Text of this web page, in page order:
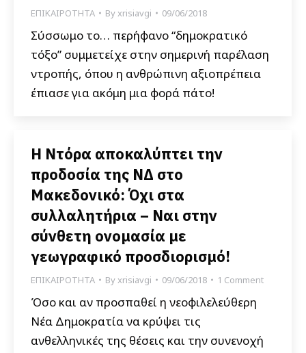
ΕΠΙΚΑΙΡΟΤΗΤΑ Byxrisiavgi 09/06/2018
Σύσσωμο το… περήφανο “δημοκρατικό
τόξο” συμμετείχε στην σημερινή παρέλαση
ντροπής, όπου η ανθρώπινη αξιοπρέπεια
έπιασε για ακόμη μια φορά πάτο!
Η Ντόρα αποκαλύπτει την
προδοσία της ΝΔ στο
Μακεδονικό: Όχι στα
συλλαλητήρια – Ναι στην
σύνθετη ονομασία με
γεωγραφικό προσδιορισμό!
ΕΠΙΚΑΙΡΟΤΗΤΑ Byxrisiavgi 09/06/2018 1 Comment
Όσο και αν προσπαθεί η νεοφιλελεύθερη
Νέα Δημοκρατία να κρύψει τις
ανθελληνικές της θέσεις και την συνενοχή